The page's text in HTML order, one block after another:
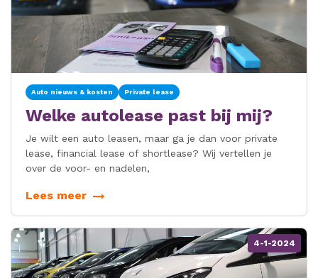
Auto nieuws & kosten Private lease
Welke autolease past bij mij?
Je wilt een auto leasen, maar ga je dan voor private
lease, financial lease of shortlease? Wij vertellen je
over de voor- en nadelen,
Lees meer
4-1-2024